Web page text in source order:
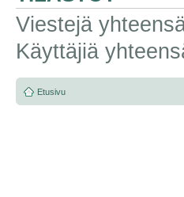
Viestejä
Käyttäjiä
Etusivu